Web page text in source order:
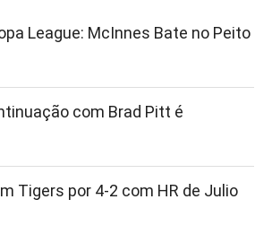
League: McInnes Bate no Peito
com Brad Pitt é
Tigers por 4-2 com HR de Julio